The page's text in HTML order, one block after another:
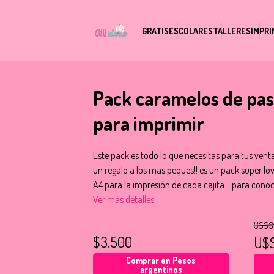
GRATISESCOLARESTALLERES
Pack caramelos de
para imprimir
Este pack es todo lo que necesitas para tus
un regalo a los mas peques!! es un pack super
A4 para la impresión de cada cajita .. para
Ver más detalles
$3.500
Comprar en Pesos
argentinos
U$S9